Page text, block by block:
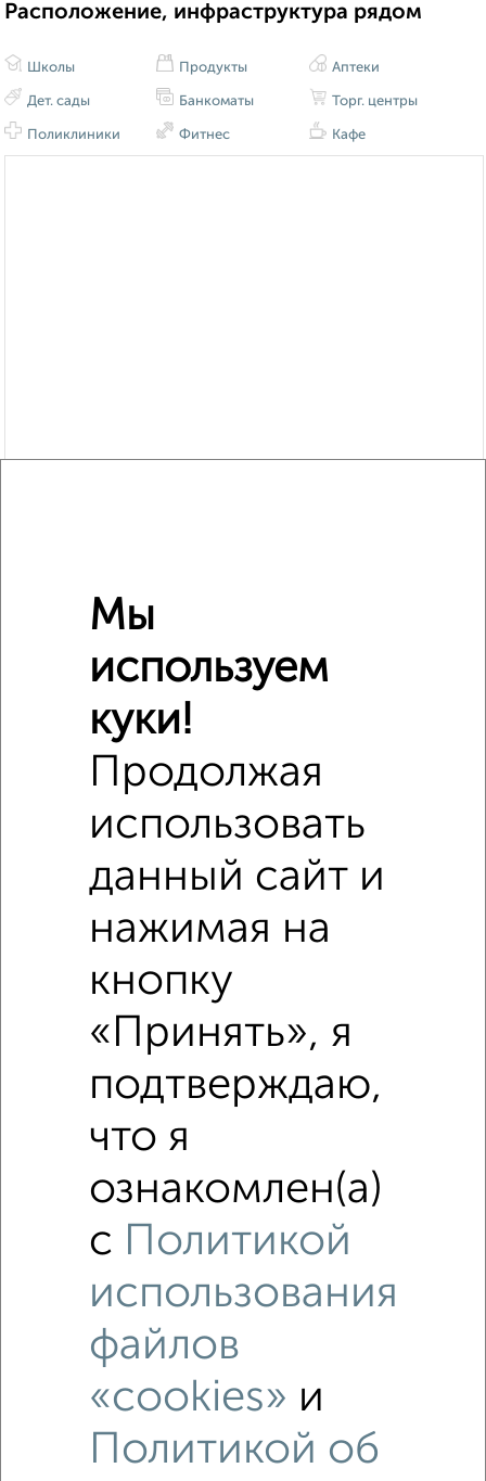
Расположение, инфраструктура рядом
Школы
Дет. сады
Поликлиники
Продукты
Банкоматы
Фитнес
Аптеки
Торг. центры
Кафе
Сравнение средних цен
2‑комнатные квартиры с похожей площадью ±10%
Это предложение
Средняя цена по городу
2‑комнатные квартиры недалеко от
Рядом, с меньшей ценой
Мы
используем
куки!
Продолжая
использовать
данный сайт и
нажимая на
кнопку
«Принять», я
подтверждаю,
что я
ознакомлен(а)
с Политикой
использования
файлов
«cookies» и
Политикой об